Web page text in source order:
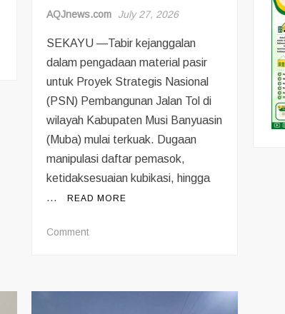
AQJnews.com July 27, 2026
SEKAYU —Tabir kejanggalan
dalam pengadaan material pasir
untuk Proyek Strategis Nasional
(PSN) Pembangunan Jalan Tol di
wilayah Kabupaten Musi Banyuasin
(Muba) mulai terkuak. Dugaan
manipulasi daftar pemasok,
ketidaksesuaian kubikasi, hingga
…
READ MORE
Commenton